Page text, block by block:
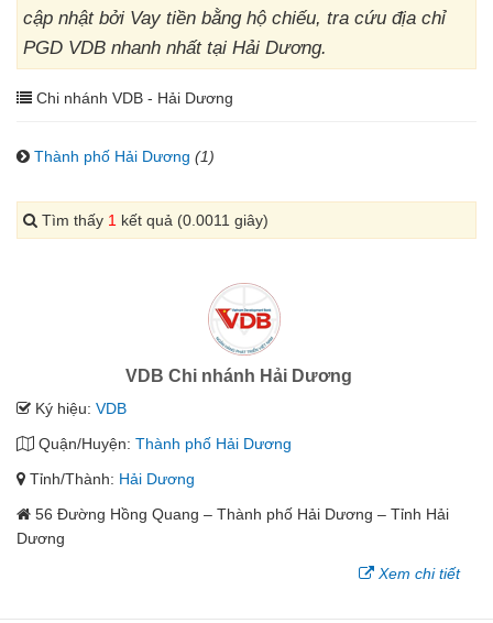
cập nhật bởi Vay tiền bằng hộ chiếu, tra cứu địa chỉ
PGD VDB nhanh nhất tại Hải Dương.
Chi nhánh VDB - Hải Dương
Thành phố Hải Dương (1)
Tìm thấy 1 kết quả (0.0011 giây)
VDB Chi nhánh Hải Dương
Ký hiệu: VDB
Quận/Huyện: Thành phố Hải Dương
Tỉnh/Thành: Hải Dương
56 Đường Hồng Quang – Thành phố Hải Dương – Tỉnh Hải
Dương
Xem chi tiết